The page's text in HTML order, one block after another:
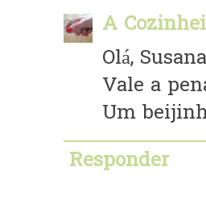
A
Olá,
Vale a
Um
Responder